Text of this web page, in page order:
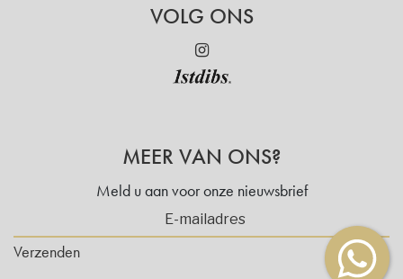
VOLG ONS
MEER VAN ONS?
Meld u aan voor onze nieuwsbrief